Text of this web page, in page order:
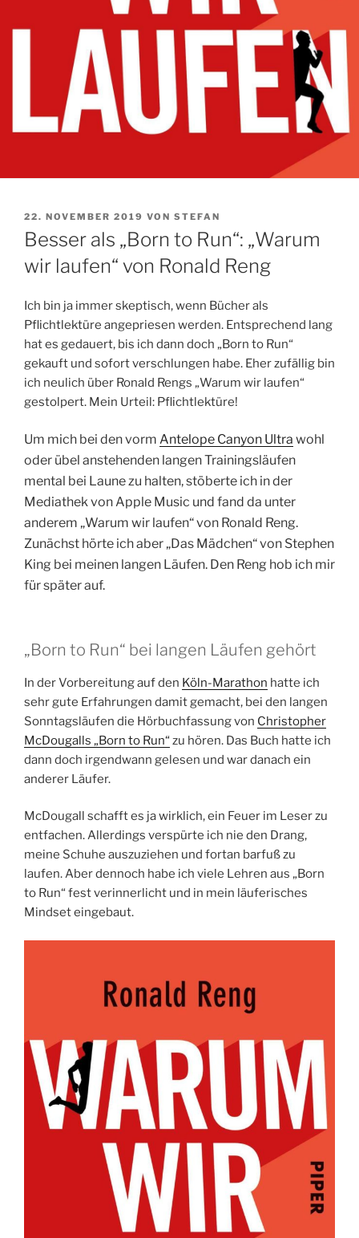
VERÖFFENTLICHT
AM
22. NOVEMBER 2019 VON STEFAN
Besser als „Born to Run“: „Warum
wir laufen“ von Ronald Reng
Ich bin ja immer skeptisch, wenn Bücher als
Pflichtlektüre angepriesen werden. Entsprechend lang
hat es gedauert, bis ich dann doch „Born to Run“
gekauft und sofort verschlungen habe. Eher zufällig bin
ich neulich über Ronald Rengs „Warum wir laufen“
gestolpert. Mein Urteil: Pflichtlektüre!
Um mich bei den vorm Antelope Canyon Ultra wohl
oder übel anstehenden langen Trainingsläufen
mental bei Laune zu halten, stöberte ich in der
Mediathek von Apple Music und fand da unter
anderem „Warum wir laufen“ von Ronald Reng.
Zunächst hörte ich aber „Das Mädchen“ von Stephen
King bei meinen langen Läufen. Den Reng hob ich mir
für später auf.
„Born to Run“ bei langen Läufen gehört
In der Vorbereitung auf den Köln-Marathon hatte ich
sehr gute Erfahrungen damit gemacht, bei den langen
Sonntagsläufen die Hörbuchfassung von Christopher
McDougalls „Born to Run“ zu hören. Das Buch hatte ich
dann doch irgendwann gelesen und war danach ein
anderer Läufer.
McDougall schafft es ja wirklich, ein Feuer im Leser zu
entfachen. Allerdings verspürte ich nie den Drang,
meine Schuhe auszuziehen und fortan barfuß zu
laufen. Aber dennoch habe ich viele Lehren aus „Born
to Run“ fest verinnerlicht und in mein läuferisches
Mindset eingebaut.